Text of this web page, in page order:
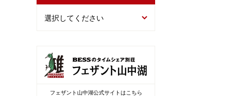
フェザント山中湖公式サイトはこちら